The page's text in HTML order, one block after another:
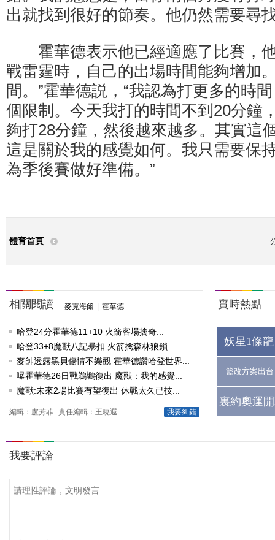
出就找到很好的節奏。他仍然需要尋
霍華德表示他已經適應了比賽，
戰雷霆時，自己的出場時間能夠增加
間。”霍華德説，“我認為打更多的時
個限制。今天我打的時間不到20分鐘
夠打28分鐘，然後越來越多。其實這
這是關於我的感覺如何。我只需要保
為季後賽做好準備。”
體育首頁
相關閱讀 麥克海爾 霍華德
哈登24分霍華德11+10 火箭客場擒奇...
哈登33+8魔獸八記暴扣 火箭擒森林狼鎖...
麥帥透露黑貝傷情不樂觀 霍華德讚哈登世界...
曝霍華德26日戰鵜鶘復出 魔獸：我的感覺...
魔獸:未來2場比賽有望復出 休戰太久已技...
我要糾錯
編輯：盧芳菲 責任編輯：王曉遐
實時熱點
妖星1條
籃改方案出台
裏約奧運